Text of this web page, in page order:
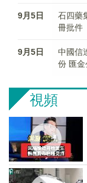
9月5日
石四藥
冊批件
9月5日
中國信
份 匯
視頻